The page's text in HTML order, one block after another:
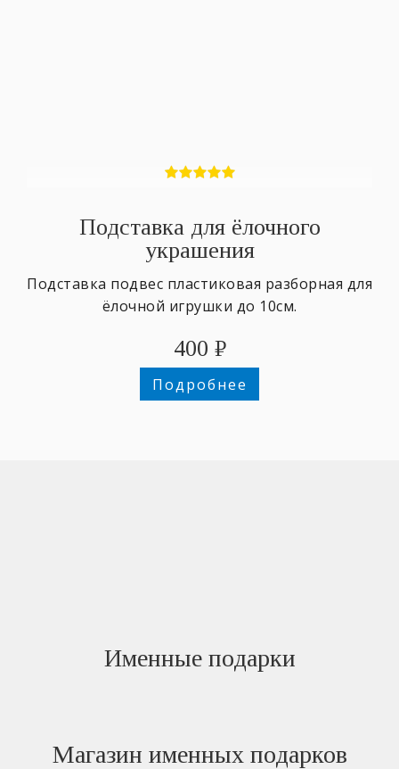
Подставка для ёлочного
украшения
Подставка подвес пластиковая разборная для
ёлочной игрушки до 10см.
400 ₽
Подробнее
Именные подарки
Магазин именных подарков